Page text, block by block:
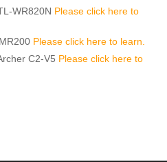
WR820N Please click here to
Please click here to learn.
C2-V5 Please click here to